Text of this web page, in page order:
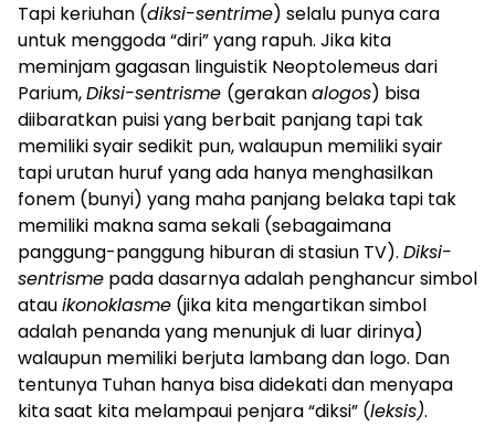
Tapi keriuhan (diksi-sentrime) selalu punya cara
untuk menggoda “diri” yang rapuh. Jika kita
meminjam gagasan linguistik Neoptolemeus dari
Parium,Diksi-sentrisme (gerakanalogos) bisa
diibaratkan puisi yang berbait panjang tapi tak
memiliki syair sedikit pun, walaupun memiliki syair
tapi urutan huruf yang ada hanya menghasilkan
fonem (bunyi) yang maha panjang belaka tapi tak
memiliki makna sama sekali (sebagaimana
panggung-panggung hiburan di stasiun TV). Diksi-
sentrisme pada dasarnya adalah penghancur simbol
atauikonoklasme (jika kita mengartikan simbol
adalah penanda yang menunjuk di luar dirinya)
walaupun memiliki berjuta lambang dan logo. Dan
tentunya Tuhan hanya bisa didekati dan menyapa
kita saat kita melampaui penjara “diksi” (leksis).